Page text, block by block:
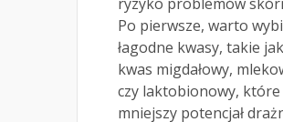
Po pierwsze, warto
łagodne kwasy, takie jak
kwas migdałowy,
czy laktobionowy, które
mniejszy potencjał